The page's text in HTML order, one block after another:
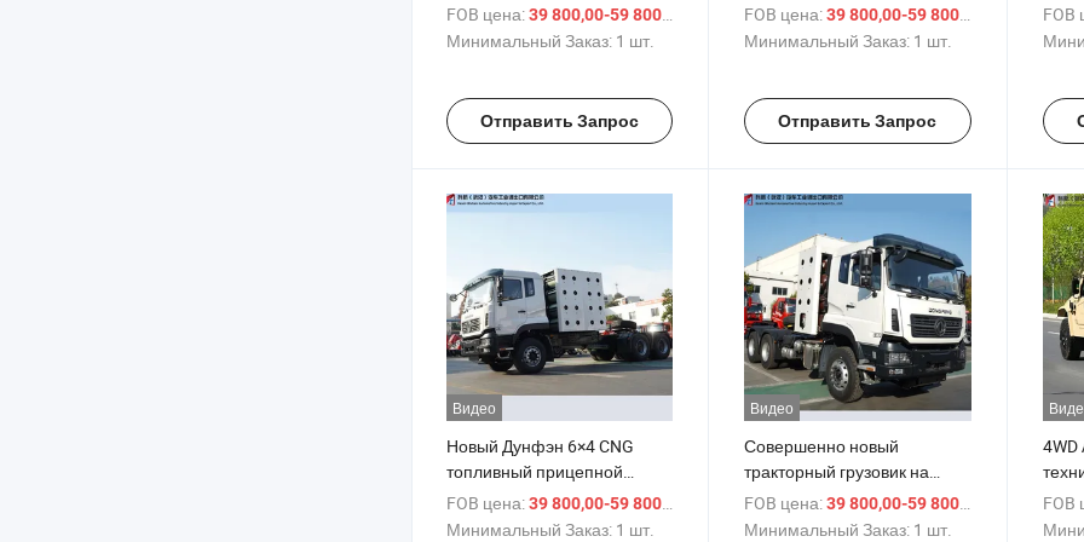
для Эфиопии
FOB цена:39 800,00-59 800,00 $
Минимальный Заказ: 1 шт.
Отправить Запрос
головной грузовик заводская
цена
FOB цена: 39 800,00-59 800,00 $
Минимальный Заказ: 1 шт.
Отправить Запрос
FOB
Видео
Новый Дунфэн 6×4 CNG
топливный прицепной
трактор в наличии
FOB цена:39 800,00-59 800,00 $
Минимальный Заказ: 1 шт.
Видео
Совершенно новый
тракторный грузовик на
сжиженном природном газе
и сжатом природном газе
FOB цена: 39 800,00-59 800,00 $
Минимальный Заказ: 1 шт.
4WD
FOB